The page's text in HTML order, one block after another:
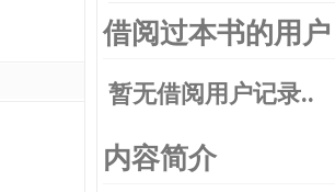
借阅过本书的用
暂无借阅用户记录..
内容简介